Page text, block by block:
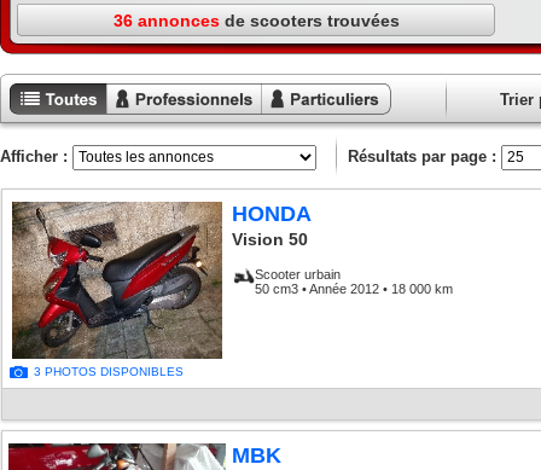
36 annoncesde scooters trouvées
Toutes les
annonces
Annonces
professionnels
Annonces
particuliers
Trier
Afficher : Résultats par page :
3 PHOTOS DISPONIBLES
HONDA
Vision 50
Scooter urbain
50 cm3 • Année 2012 • 18 000 km
MBK